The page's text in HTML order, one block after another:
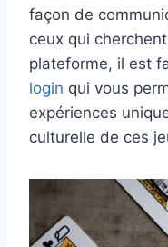
façon de
ceux qui
plateforme, il est
login qui vous
expériences
culturelle de ces